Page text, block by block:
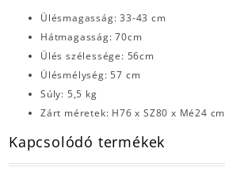
Ülésmagasság: 33-43 cm
Hátmagasság: 70cm
Ülés szélessége: 56cm
Ülésmélység: 57 cm
Súly: 5,5 kg
Zárt méretek: H76 x SZ80 x Mé24 cm
Kapcsolódó termékek